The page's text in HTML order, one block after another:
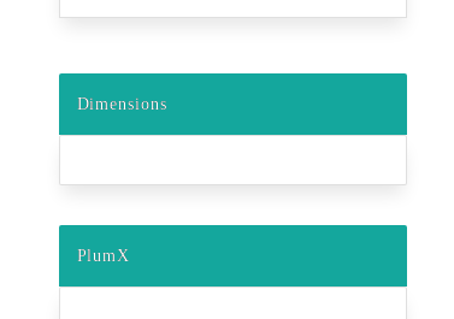
Dimensions
PlumX